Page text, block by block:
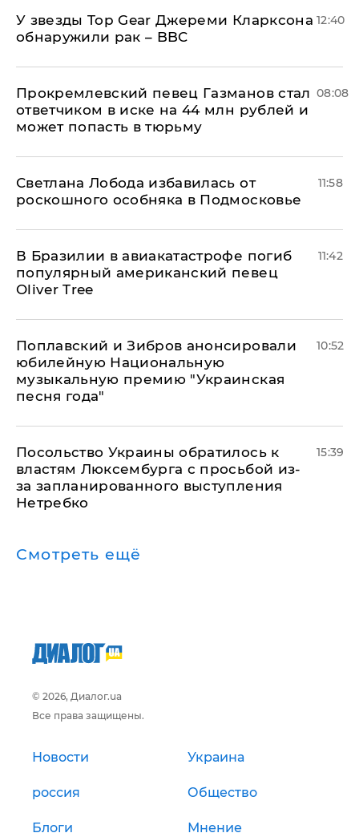
У звезды Top Gear Джереми Кларксона
обнаружили рак – BBC
12:40
Прокремлевский певец Газманов стал
ответчиком в иске на 44 млн рублей и
может попасть в тюрьму
08:08
Светлана Лобода избавилась от
роскошного особняка в Подмосковье
11:58
В Бразилии в авиакатастрофе погиб
популярный американский певец
Oliver Tree
11:42
Поплавский и Зибров анонсировали
юбилейную Национальную
музыкальную премию "Украинская
песня года"
10:52
Посольство Украины обратилось к
властям Люксембурга с просьбой из-
за запланированного выступления
Нетребко
15:39
Смотреть ещё
© 2026, Диалог.ua
Все права защищены.
Новости Украина
россия Общество
Блоги Мнение